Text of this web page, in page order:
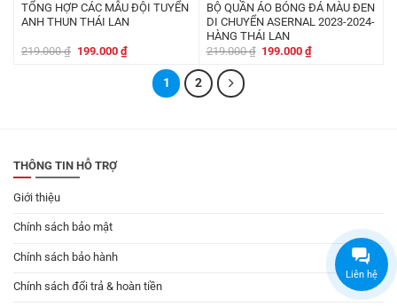
TỔNG HỢP CÁC MẪU ĐỘI TUYỂN
ANH THUN THÁI LAN
219.000₫ Giá
199.000 ₫Giá
hiện
199.000 ₫.
BỘ QUẦN ÁO BÓNG ĐÁ MÀU ĐEN
DI CHUYỂN ASERNAL 2023-2024-
HÀNG THÁI LAN
219.000₫ Giá
199.000₫Giá
1 2
THÔNG TIN HỖ TRỢ
Giới thiệu
Chính sách bảo mật
Chính sách bảo hành
Chính sách đổi trả & hoàn tiền
Liên hệ